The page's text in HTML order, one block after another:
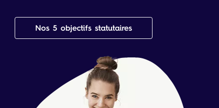
Nos 5 objectifs statutaires